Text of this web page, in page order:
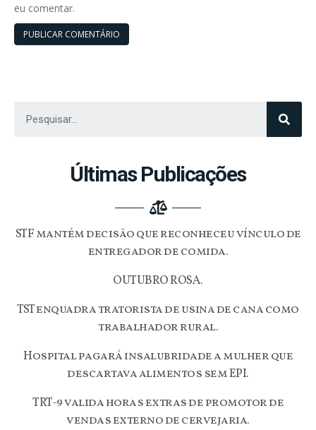
eu comentar.
Últimas Publicações
STF mantém decisão que reconheceu vínculo de
entregador de comida.
OUTUBRO ROSA.
TST enquadra tratorista de usina de cana como
trabalhador rural.
Hospital pagará insalubridade a mulher que
descartava alimentos sem EPI.
TRT-9 valida horas extras de promotor de
vendas externo de cervejaria.